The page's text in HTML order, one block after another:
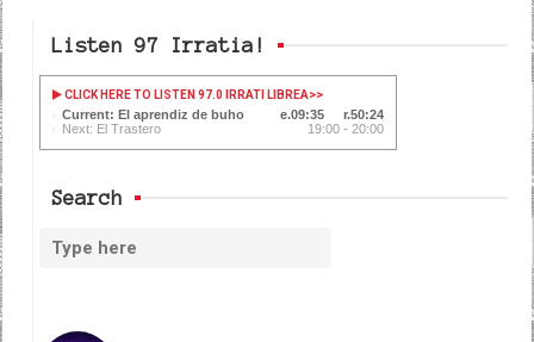
Listen 97 Irratia!
CLICK HERE TO LISTEN 97.0 IRRATI LIBREA>>
Current: El aprendiz de buho 09:35
50:24
Next: El Trastero
19:00 - 20:00
Search